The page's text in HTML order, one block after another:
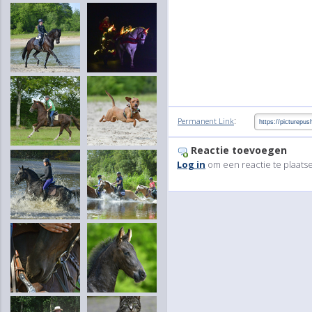
Permanent Link:
Reactie toevoegen
Log in om een reactie te